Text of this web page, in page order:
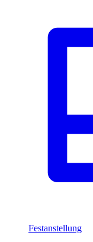
Festanstellung